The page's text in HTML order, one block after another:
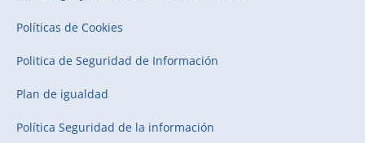
Políticas de Cookies
Politica de Seguridad de Información
Plan de igualdad
Política Seguridad de la información